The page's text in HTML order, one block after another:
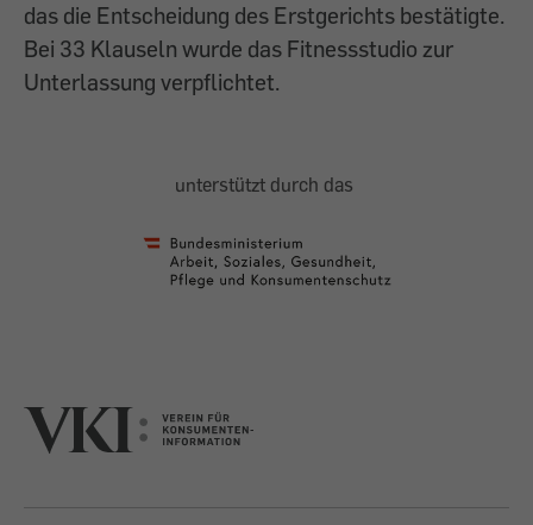
das die Entscheidung des Erstgerichts bestätigte.
Bei 33 Klauseln wurde das Fitnessstudio zur
Unterlassung verpflichtet.
unterstützt durch das